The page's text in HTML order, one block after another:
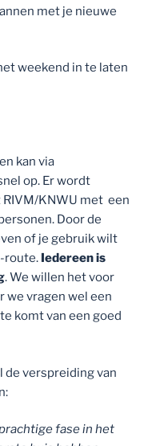
met je nieuwe
weekend in te laten
en kan via
op. Er wordt
KNWU met een
Door de
of je gebruik wilt
route. Iedereen is
. We willen het voor
we vragen wel een
komt van een goed
de verspreiding van
fase in het